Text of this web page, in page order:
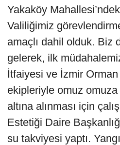
Yakaköy
Valiliğimiz
amaçlı dahil olduk. Biz
gelerek, ilk
İtfaiyesi ve İzmir
ekipleriyle omuz omuza
altına alınması için
Estetiği Daire
su takviyesi yaptı.